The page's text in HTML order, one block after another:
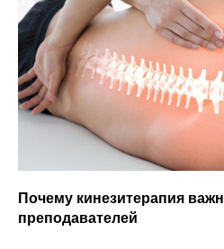
Почему кинезитерапия
преподавателей